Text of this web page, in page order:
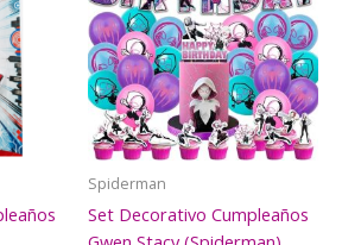
Spiderman
Set Decorativo Cumpleaños